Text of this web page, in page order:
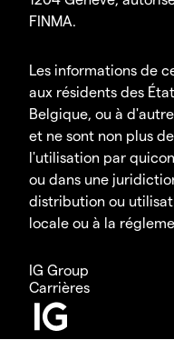
FINMA.
Les informations de
aux résidents des
Belgique, ou à
et ne sont non plus
l'utilisation par
ou dans une
distribution ou
locale ou à la
IG Group
Carrières